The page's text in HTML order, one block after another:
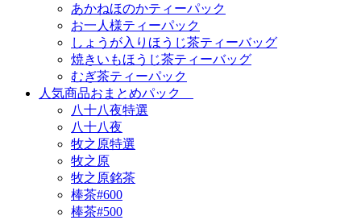
あかねほのかティーパック
お一人様ティーパック
しょうが入りほうじ茶ティーバッグ
焼きいもほうじ茶ティーバッグ
むぎ茶ティーパック
人気商品おまとめパック
八十八夜特選
八十八夜
牧之原特選
牧之原
牧之原銘茶
棒茶#600
棒茶#500